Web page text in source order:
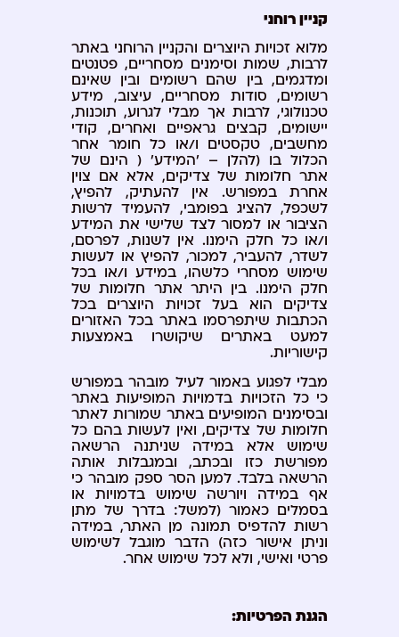
קניין רוחני
מלוא זכויות היוצרים והקניין הרוחני באתר
לרבות, שמות וסימנים מסחריים, פטנטים
ומדגמים, בין שהם רשומים ובין שאינם
רשומים, סודות מסחריים, עיצוב, מידע
טכנולוגי, לרבות אך מבלי לגרוע, תוכנות,
יישומים, קבצים גראפיים ואחרים, קודי
מחשבים, טקסטים ו/או כל חומר אחר
הכלול בו (להלן – 'המידע' ( הינם של
אתר חלומות של צדיקים, אלא אם צוין
אחרת במפורש. אין להעתיק, להפיץ,
לשכפל, להציג בפומבי, להעמיד לרשות
הציבור או למסור לצד שלישי את המידע
ו/או כל חלק הימנו. אין לשנות, לפרסם,
לשדר, להעביר, למכור, להפיץ או לעשות
שימוש מסחרי כלשהו, במידע ו/או בכל
חלק הימנו. בין היתר אתר חלומות של
צדיקים הוא בעל זכויות היוצרים בכל
הכתבות שיתפרסמו באתר בכל האזורים
למעט באתרים שיקושרו באמצעות
קישוריות.
מבלי לפגוע באמור לעיל מובהר במפורש
כי כל הזכויות בדמויות המופיעות באתר
ובסימנים המופיעים באתר שמורות לאתר
חלומות של צדיקים, ואין לעשות בהם כל
שימוש אלא במידה שניתנה הרשאה
מפורשת כזו ובכתב, ובמגבלות אותה
הרשאה בלבד. למען הסר ספק מובהר כי
אף במידה ויורשה שימוש בדמויות או
בסמלים כאמור (למשל: בדרך של מתן
רשות להדפיס תמונה מן האתר, במידה
וניתן אישור כזה) הדבר מוגבל לשימוש
פרטי ואישי, ולא לכל שימוש אחר.
הגנת הפרטיות: